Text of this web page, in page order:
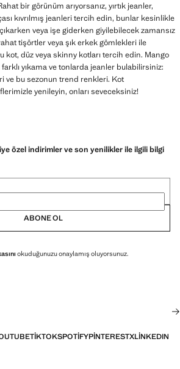
bir görünüm arıyorsanız, yırtık jeanler,
kıvrılmış jeanleri tercih edin, bunlar kesinlikle
veya işe giderken giyilebilecek zamansız
tişörtler veya şık erkek gömlekleri ile
kot, düz veya skinny kotları tercih edin. Mango
yıkama ve tonlarda jeanler bulabilirsiniz:
ve bu sezonun trend renkleri. Kot
yenileyin, onları seveceksiniz!
özel indirimler ve son yenilikler ile ilgili bilgi
ABONE OL
okuduğunuzu onaylamış oluyorsunuz.
TIKTOKSPOTIFYPINTERESTXLINKEDIN